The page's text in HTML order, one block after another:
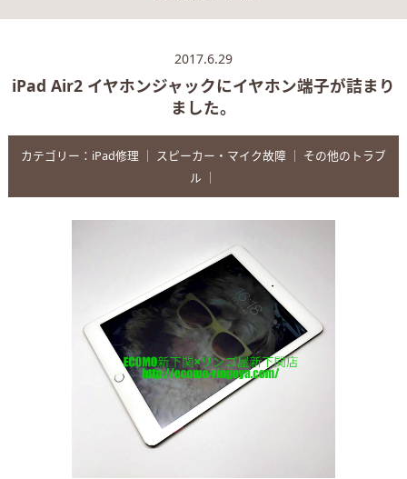
2017.6.29
iPad Air2 イヤホンジャックにイヤホン端子が詰まり
ました。
カテゴリー： iPad修理 ｜ スピーカー・マイク故障｜ その他のトラブ
ル ｜